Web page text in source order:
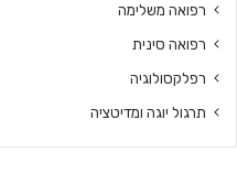
רפואה משלימה
רפואה סינית
רפלקסולוגיה
תרגול יוגה ומדיטציה